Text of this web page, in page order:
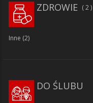
ZDROWIE 2
Inne (2)
DO ŚLUBU